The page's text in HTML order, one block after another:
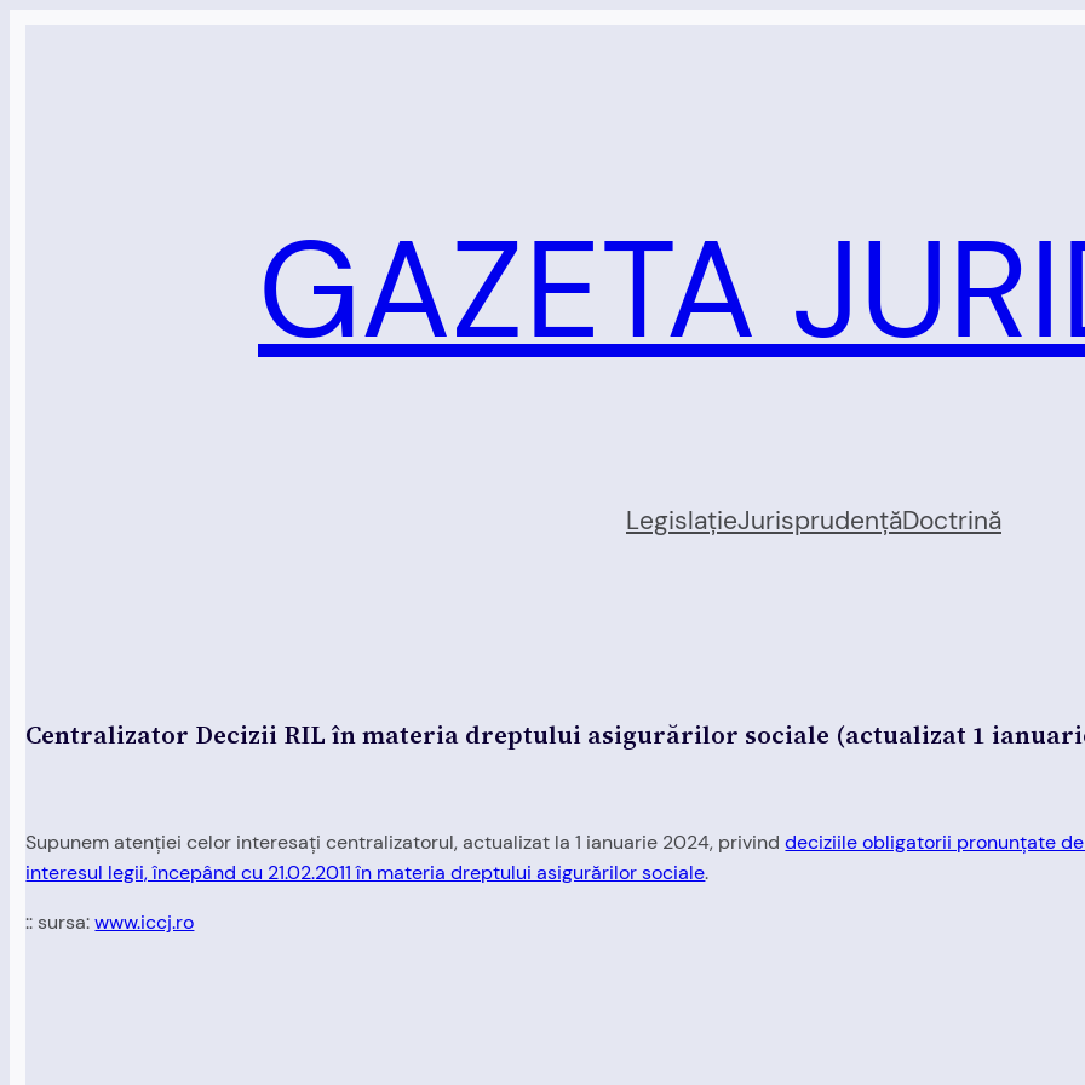
GAZETA
LegislațieJurisprudențăDoctrină
Centralizator Decizii RIL în materia dreptului asigurărilor sociale (actualizat 1
Supunem atenției celor interesați centralizatorul, actualizat la 1 ianuarie 2024, privinddeciziile obligatorii pronunțate
interesul legii, începând cu 21.02.2011 în materia dreptului asigurărilor sociale.
:: sursa:www.iccj.ro